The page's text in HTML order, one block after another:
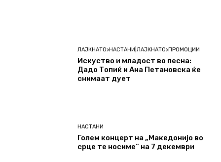
ЛАЈКНАТО>НАСТАНИ|ЛАЈКНАТО>ПРОМОЦИИ
Искуство и младост во песна:
Дадо Топиќ и Ана Петановска ќе
снимаат дует
НАСТАНИ
Голем концерт на „Македонијо во
срце те носиме“ на 7 декември